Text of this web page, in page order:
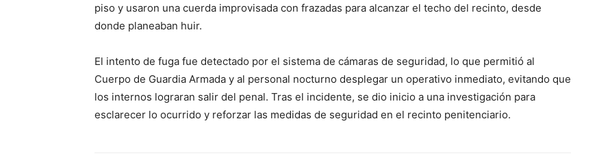
piso y usaron una cuerda improvisada con frazadas para alcanzar el techo del recinto, desde
donde planeaban huir.
El intento de fuga fue detectado por el sistema de cámaras de seguridad, lo que permitió al
Cuerpo de Guardia Armada y al personal nocturno desplegar un operativo inmediato, evitando que
los internos lograran salir del penal. Tras el incidente, se dio inicio a una investigación para
esclarecer lo ocurrido y reforzar las medidas de seguridad en el recinto penitenciario.